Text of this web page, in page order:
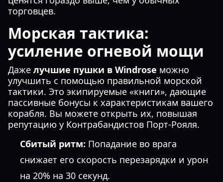
торговцев.
Морская тактика:
усиление огневой мощи
Даже лучшие пушки в Windrose можно
улучшить с помощью правильной морской
тактики. Это экипируемые «книги», дающие
пассивные бонусы к характеристикам вашего
корабля. Вы можете открыть их, повышая
репутацию у Контрабандистов Порт-Рояля.
Сбитый ритм: Попадание во врага
снижает его скорость перезарядки и урон
на 20% на 30 секунд.